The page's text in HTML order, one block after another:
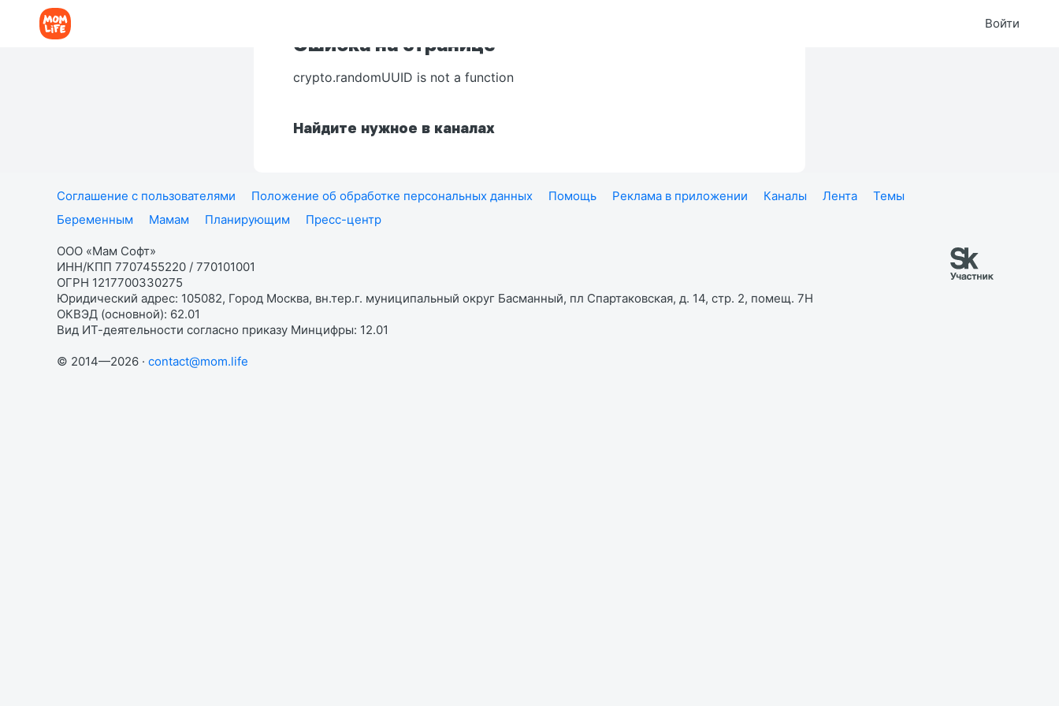
Войти
Ошибка на странице
crypto.randomUUID is not a function
Найдите нужное в каналах
Соглашение с пользователями Положение об обработке персональных данных Помощь Реклама в приложении Каналы Лента
Темы
Беременным
Мамам Планирующим Пресс-центр
ООО «Мам Софт»
ИНН/КПП 7707455220 / 770101001
ОГРН 1217700330275
Юридический адрес: 105082, Город Москва, вн.тер.г. муниципальный округ Басманный, пл Спартаковская, д. 14, стр. 2, помещ. 7Н
ОКВЭД (основной): 62.01
Вид ИТ-деятельности согласно приказу Минцифры: 12.01
© 2014—2026 · contact@mom.life